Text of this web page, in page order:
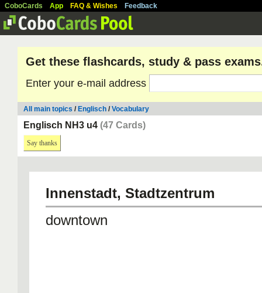
CoboCards App FAQ & Wishes Feedback
Get these flashcards, study & pass
Enter your e-mail address
All main topics / Englisch /Vocabulary
Englisch NH3 u4 (47 Cards)
Say thanks
Innenstadt, Stadtzentrum
downtown